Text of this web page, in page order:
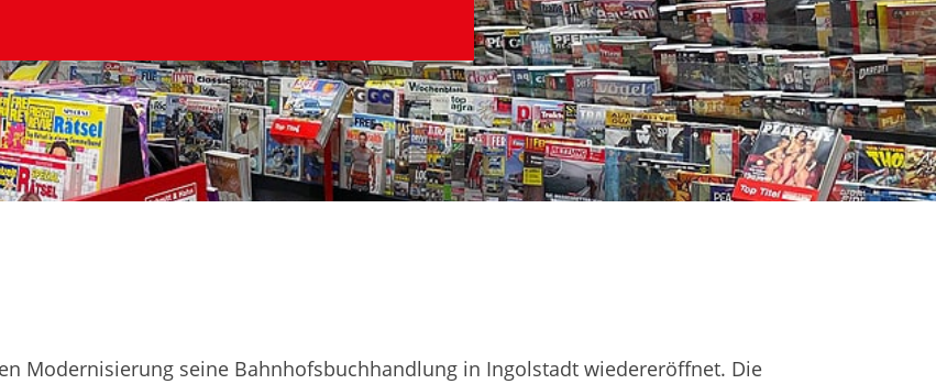
Moder­ni­sie­rung seine Bahn­hofs­buch­hand­lung in Ingol­stadt wie­der­eröff­net. Die